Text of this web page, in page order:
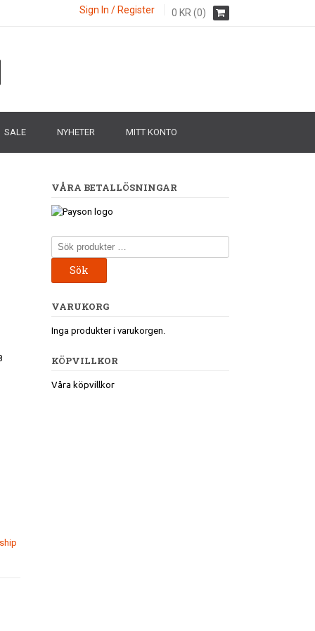
Sign In / Register 0 KR (0)
SALE NYHETER MITT KONTO
VÅRA BETALLÖSNINGAR
Sök
efter:
Sök
VARUKORG
Inga produkter i varukorgen.
KÖPVILLKOR
Våra köpvillkor